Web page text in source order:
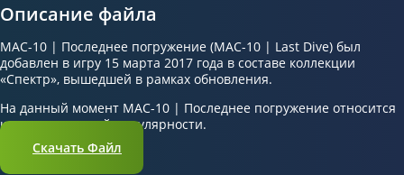
Описание файла
MAC-10 | Последнее погружение (MAC-10 | Last Dive) был
добавлен в игру 15 марта 2017 года в составе коллекции
«Спектр», вышедшей в рамках обновления.
На данный момент MAC-10 | Последнее погружение относится
к скинам средней популярности.
Скачать Файл